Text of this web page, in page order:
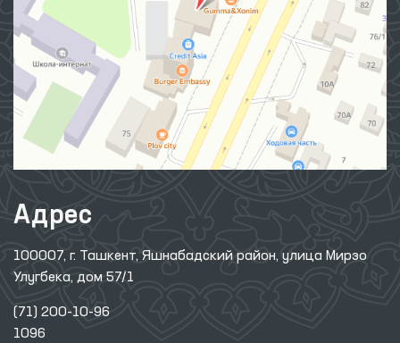
Адрес
100007, г. Ташкент, Яшнабадский район, улица Мирзо
Улугбека, дом 57/1
(71) 200-10-96
1096